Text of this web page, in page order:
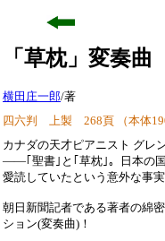
「草枕」変奏曲
横田庄一郎/著
四六判 上製 268頁 （本体
カナダの天才ピアニスト グレ
――｢聖書｣と｢草枕｣。日本の
愛読していたという意外な事
朝日新聞記者である著者の綿
ション(変奏曲)！